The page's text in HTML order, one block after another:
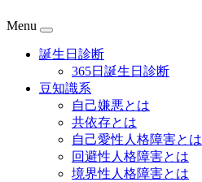
Menu
誕生日診断
365日誕生日診断
豆知識系
自己嫌悪とは
共依存とは
自己愛性人格障害とは
回避性人格障害とは
境界性人格障害とは